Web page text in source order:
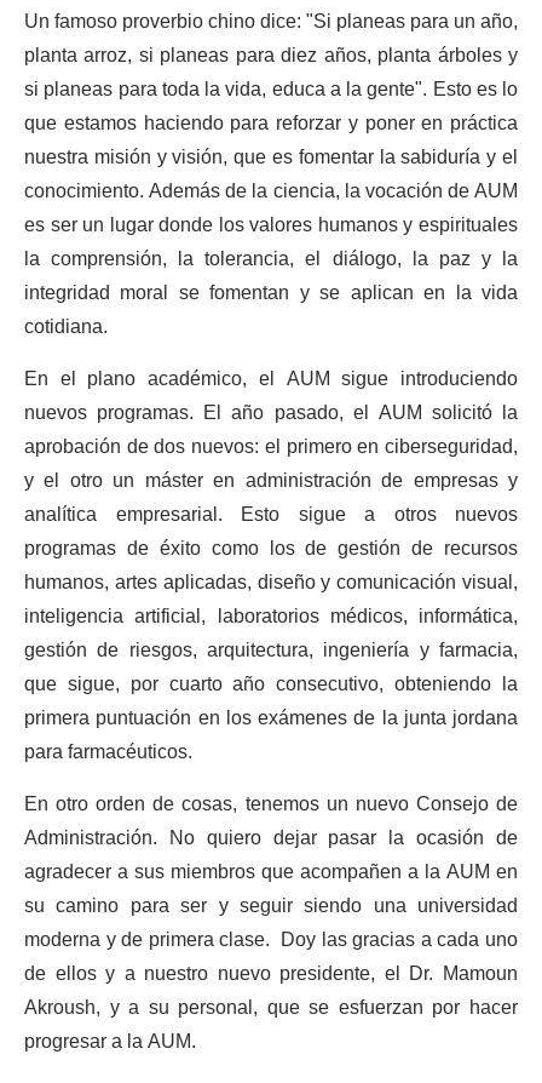
Un famoso proverbio chino dice: "Si planeas para un año,
planta arroz, si planeas para diez años, planta árboles y
si planeas para toda la vida, educa a la gente". Esto es lo
que estamos haciendo para reforzar y poner en práctica
nuestra misión y visión, que es fomentar la sabiduría y el
conocimiento. Además de la ciencia, la vocación de AUM
es ser un lugar donde los valores humanos y espirituales
la comprensión, la tolerancia, el diálogo, la paz y la
integridad moral se fomentan y se aplican en la vida
cotidiana.
En el plano académico, el AUM sigue introduciendo
nuevos programas. El año pasado, el AUM solicitó la
aprobación de dos nuevos: el primero en ciberseguridad,
y el otro un máster en administración de empresas y
analítica empresarial. Esto sigue a otros nuevos
programas de éxito como los de gestión de recursos
humanos, artes aplicadas, diseño y comunicación visual,
inteligencia artificial, laboratorios médicos, informática,
gestión de riesgos, arquitectura, ingeniería y farmacia,
que sigue, por cuarto año consecutivo, obteniendo la
primera puntuación en los exámenes de la junta jordana
para farmacéuticos.
En otro orden de cosas, tenemos un nuevo Consejo de
Administración. No quiero dejar pasar la ocasión de
agradecer a sus miembros que acompañen a la AUM en
su camino para ser y seguir siendo una universidad
moderna y de primera clase. Doy las gracias a cada uno
de ellos y a nuestro nuevo presidente, el Dr. Mamoun
Akroush, y a su personal, que se esfuerzan por hacer
progresar a la AUM.